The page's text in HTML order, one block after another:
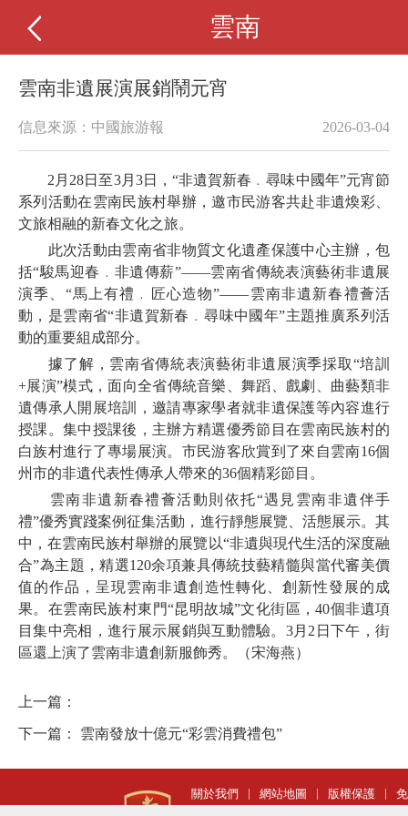
雲南
雲南非遺展演展銷鬧元宵
信息來源：中國旅游報 2026-03-04
2月28日至3月3日，“非遺賀新春﹒尋味中國年”元宵節
系列活動在雲南民族村舉辦，邀市民游客共赴非遺煥彩、
文旅相融的新春文化之旅。
此次活動由雲南省非物質文化遺產保護中心主辦，包
括“駿馬迎春﹒非遺傳薪”——雲南省傳統表演藝術非遺展
演季、“馬上有禮﹒匠心造物”——雲南非遺新春禮薈活
動，是雲南省“非遺賀新春﹒尋味中國年”主題推廣系列活
動的重要組成部分。
據了解，雲南省傳統表演藝術非遺展演季採取“培訓
+展演”模式，面向全省傳統音樂、舞蹈、戲劇、曲藝類非
遺傳承人開展培訓，邀請專家學者就非遺保護等內容進行
授課。集中授課後，主辦方精選優秀節目在雲南民族村的
白族村進行了專場展演。市民游客欣賞到了來自雲南16個
州市的非遺代表性傳承人帶來的36個精彩節目。
雲南非遺新春禮薈活動則依托“遇見雲南非遺伴手
禮”優秀實踐案例征集活動，進行靜態展覽、活態展示。其
中，在雲南民族村舉辦的展覽以“非遺與現代生活的深度融
合”為主題，精選120余項兼具傳統技藝精髓與當代審美價
值的作品，呈現雲南非遺創造性轉化、創新性發展的成
果。在雲南民族村東門“昆明故城”文化街區，40個非遺項
目集中亮相，進行展示展銷與互動體驗。3月2日下午，街
區還上演了雲南非遺創新服飾秀。（宋海燕）
上一篇：
下一篇： 雲南發放十億元“彩雲消費禮包”